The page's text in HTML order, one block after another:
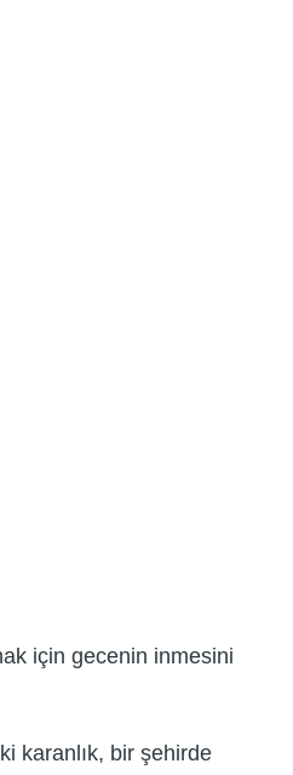
için gecenin inmesini
karanlık, bir şehirde